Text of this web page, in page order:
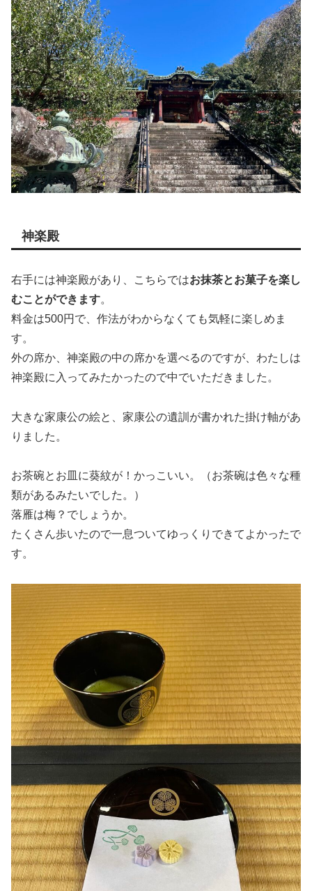
神楽殿
右手には神楽殿があり、こちらではお抹茶とお菓子を楽し
むことができます。
料金は500円で、作法がわからなくても気軽に楽しめま
す。
外の席か、神楽殿の中の席かを選べるのですが、わたしは
神楽殿に入ってみたかったので中でいただきました。
大きな家康公の絵と、家康公の遺訓が書かれた掛け軸があ
りました。
お茶碗とお皿に葵紋が！かっこいい。（お茶碗は色々な種
類があるみたいでした。）
落雁は梅？でしょうか。
たくさん歩いたので一息ついてゆっくりできてよかったで
す。